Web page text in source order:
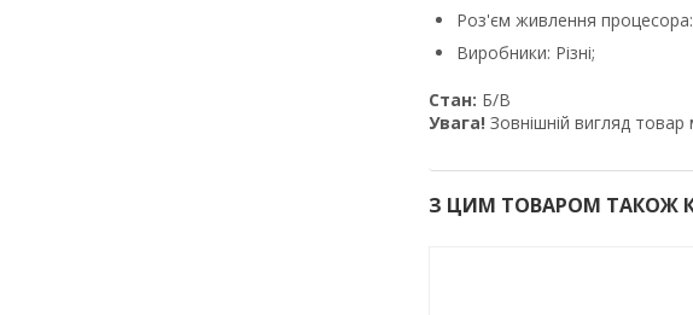
Роз'єм живлення
Виробники: Різні;
Стан: Б/В
Увага! Зовнішній вигляд товар
З ЦИМ ТОВАРОМ ТАКОЖ